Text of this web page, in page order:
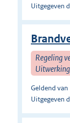
Uitgegeven
Regeling
Geldend
Uitgegeven